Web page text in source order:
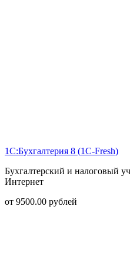
1С:Бухгалтерия 8 (1С-Fresh)
Бухгалтерский и налоговый
Интернет
от 9500.00 рублей